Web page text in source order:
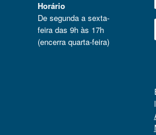
Horário
De segunda a sexta-
feira das 9h às 17h
(encerra quarta-feira)